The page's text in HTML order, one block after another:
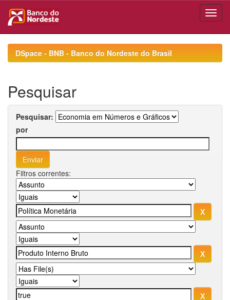
navigationDSpace - BNB - Banco do Nordeste do Brasil
Pesquisar
Pesquisar:
por
Filtros correntes: